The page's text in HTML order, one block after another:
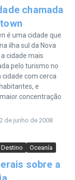
chamada
é uma cidade que
ilha sul da Nova
cidade mais
pelo turismo no
cidade com cerca
e
concentração
2 de junho de 2008
Destino Oceanía
sobre a